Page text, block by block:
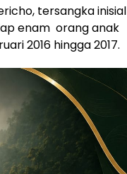
tersangka inisial
enam orang anak
2016 hingga 2017.